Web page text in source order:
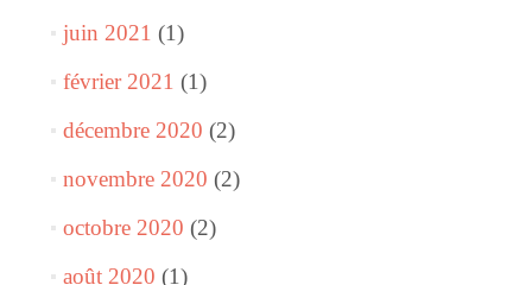
juin 2021 (1)
février 2021 (1)
décembre 2020 (2)
novembre 2020 (2)
octobre 2020 (2)
août 2020 (1)